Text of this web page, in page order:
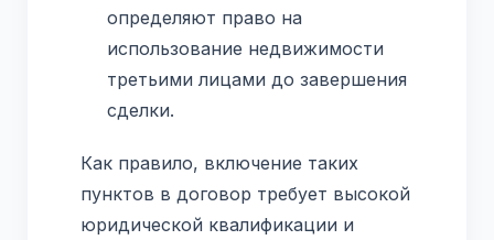
определяют право на
использование недвижимости
третьими лицами до завершения
сделки.
Как правило, включение таких
пунктов в договор требует высокой
юридической квалификации и